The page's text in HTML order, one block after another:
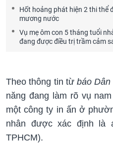
Hốt hoảng phát hiện 2 thi thể
mương nước
Vụ mẹ ôm con 5 tháng tuổi
đang được điều trị trầm cảm
Theo thông tin từbáo Dân
năng đang làm rõ vụ
một công ty in ấn ở
nhân được xác định là
TPHCM).